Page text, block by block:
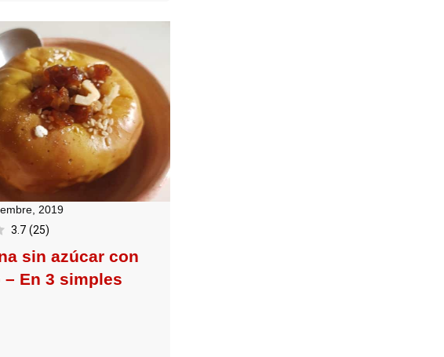
2019
3.7 (25)
sin azúcar con
– En 3 simples